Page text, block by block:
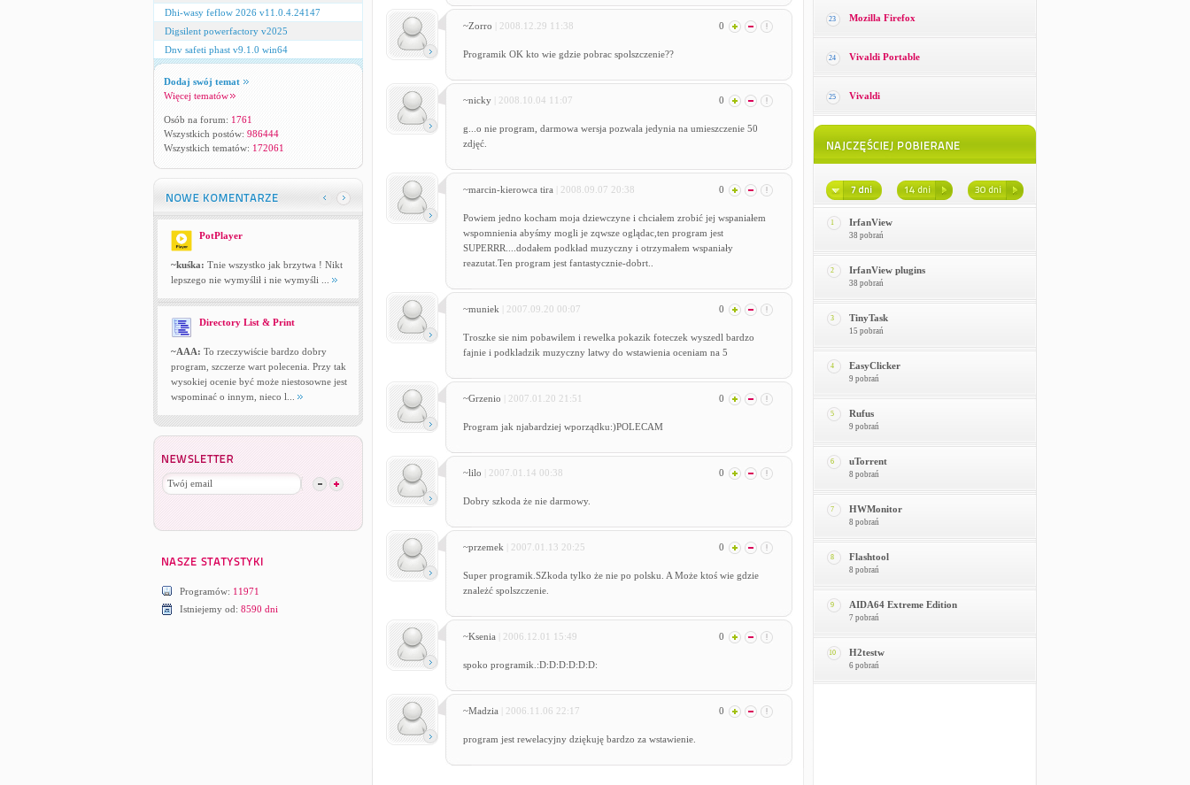
Dhi-wasy feflow 2026 v11.0.4.24147
Digsilent powerfactory v2025
Dnv safeti phast v9.1.0 win64
Dodaj swój temat
Więcej tematów
Osób na forum: 1761
Wszystkich postów: 986444
Wszystkich tematów: 172061
PotPlayer
~kuśka: Tnie wszystko jak brzytwa ! Nikt
lepszego nie wymyślił i nie wymyśli ...
Directory List & Print
~AAA: To rzeczywiście bardzo dobry
program, szczerze wart polecenia. Przy tak
wysokiej ocenie być może niestosowne jest
wspominać o innym, nieco l...
Programów: 11971
Istniejemy od: 8590 dni
~Zorro | 2008.12.29 11:38 0
Programik OK kto wie gdzie pobrac spolszczenie??
~nicky | 2008.10.04 11:07 0
g...o nie program, darmowa wersja pozwala jedynia na umieszczenie 50
zdjęć.
~marcin-kierowca tira | 2008.09.07 20:38 0
Powiem jedno kocham moja dziewczyne i chciałem zrobić jej wspaniałem
wspomnienia abyśmy mogli je zqwsze oglądac,ten program jest
SUPERRR....dodałem podkład muzyczny i otrzymałem wspaniały
reazutat.Ten program jest fantastycznie-dobrt..
~muniek | 2007.09.20 00:07 0
Troszke sie nim pobawilem i rewelka pokazik foteczek wyszedl bardzo
fajnie i podkladzik muzyczny latwy do wstawienia oceniam na 5
~Grzenio | 2007.01.20 21:51 0
Program jak njabardziej wporządku:)POLECAM
~lilo | 2007.01.14 00:38 0
Dobry szkoda że nie darmowy.
~przemek | 2007.01.13 20:25 0
Super programik.SZkoda tylko że nie po polsku. A Może ktoś wie gdzie
znależć spolszczenie.
~Ksenia | 2006.12.01 15:49 0
spoko programik.:D:D:D:D:D:D:
~Madzia | 2006.11.06 22:17 0
program jest rewelacyjny dziękuję bardzo za wstawienie.
23 Mozilla Firefox
24 Vivaldi Portable
25 Vivaldi
1 IrfanView
38 pobrań
2 IrfanView plugins
38 pobrań
3 TinyTask
15 pobrań
4 EasyClicker
9 pobrań
5 Rufus
9 pobrań
6 uTorrent
8 pobrań
7 HWMonitor
8 pobrań
8 Flashtool
8 pobrań
9 AIDA64 Extreme Edition
7 pobrań
10 H2testw
6 pobrań